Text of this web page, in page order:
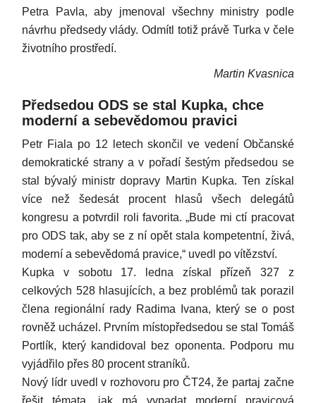
Petra Pavla, aby jmenoval všechny ministry podle
návrhu předsedy vlády. Odmítl totiž právě Turka v čele
životního prostředí.
Martin Kvasnica
Předsedou ODS se stal Kupka, chce
moderní a sebevědomou pravici
Petr Fiala po 12 letech skončil ve vedení Občanské
demokratické strany a v pořadí šestým předsedou se
stal bývalý ministr dopravy Martin Kupka. Ten získal
více než šedesát procent hlasů všech delegátů
kongresu a potvrdil roli favorita. „Bude mi ctí pracovat
pro ODS tak, aby se z ní opět stala kompetentní, živá,
moderní a sebevědomá pravice,“ uvedl po vítězství.
Kupka v sobotu 17. ledna získal přízeň 327 z
celkových 528 hlasujících, a bez problémů tak porazil
člena regionální rady Radima Ivana, který se o post
rovněž ucházel. Prvním místopředsedou se stal Tomáš
Portlík, který kandidoval bez oponenta. Podporu mu
vyjádřilo přes 80 procent straníků.
Nový lídr uvedl v rozhovoru pro ČT24, že partaj začne
řešit témata, jak má vypadat moderní pravicová